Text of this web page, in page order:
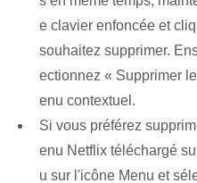
e clavier enfoncée et
souhaitez supprimer.
ectionnez « Supprimer
enu contextuel.
Si vous préférez
enu Netflix téléchargé
u sur l'icône Menu et